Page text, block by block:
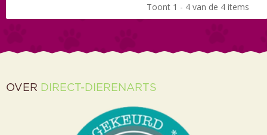
Toont 1 - 4 van de 4 items
OVER DIRECT-DIERENARTS